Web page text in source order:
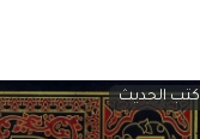
كتب الحديث